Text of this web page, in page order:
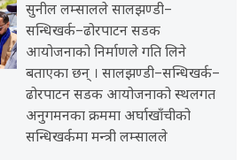
सुनील लम्सालले सालझण्डी–
सन्धिखर्क–ढोरपाटन सडक
आयोजनाको निर्माणले गति लिने
बताएका छन् । सालझण्डी–सन्धिखर्क–
ढोरपाटन सडक आयोजनाको स्थलगत
अनुगमनका क्रममा अर्घाखाँचीको
सन्धिखर्कमा मन्त्री लम्सालले